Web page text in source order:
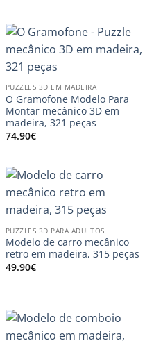
PUZZLES 3D EM MADEIRA
O Gramofone Modelo Para
Montar mecânico 3D em
madeira, 321 peças
74.90€
PUZZLES 3D PARA ADULTOS
Modelo de carro mecânico
retro em madeira, 315 peças
49.90€